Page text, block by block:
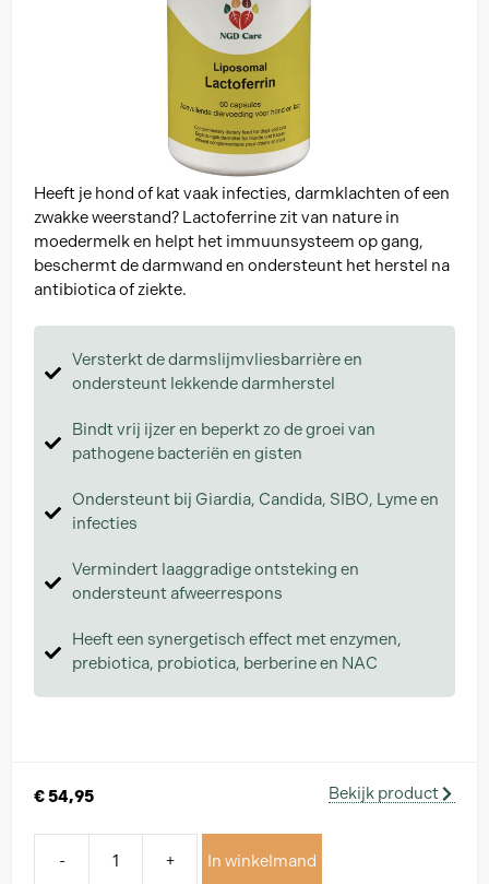
Heeft je hond of kat vaak infecties, darmklachten of een
zwakke weerstand? Lactoferrine zit van nature in
moedermelk en helpt het immuunsysteem op gang,
beschermt de darmwand en ondersteunt het herstel na
antibiotica of ziekte.
Versterkt de darmslijmvliesbarrière en
ondersteunt lekkende darmherstel
Bindt vrij ijzer en beperkt zo de groei van
pathogene bacteriën en gisten
Ondersteunt bij Giardia, Candida, SIBO, Lyme en
infecties
Vermindert laaggradige ontsteking en
ondersteunt afweerrespons
Heeft een synergetisch effect met enzymen,
prebiotica, probiotica, berberine en NAC
€54,95 Bekijk product
- + In winkelmand